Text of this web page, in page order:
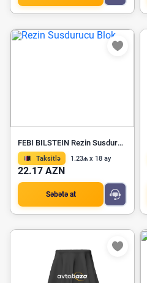
FEBI BILSTEIN Rezin Susdurucu Blok 06228
Taksitlə 1.23₼ x 18 ay
22.17 AZN
Səbətə at